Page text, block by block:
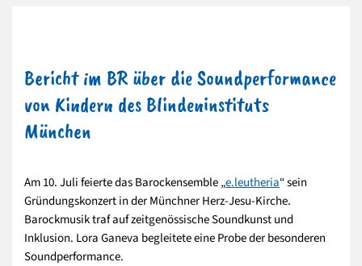
Bericht im BR über die Soundperformance
von Kindern des Blindeninstituts
München
Am 10. Juli feierte das Barockensemble „e.leutheria“ sein
Gründungskonzert in der Münchner Herz-Jesu-Kirche.
Barockmusik traf auf zeitgenössische Soundkunst und
Inklusion. Lora Ganeva begleitete eine Probe der besonderen
Soundperformance.